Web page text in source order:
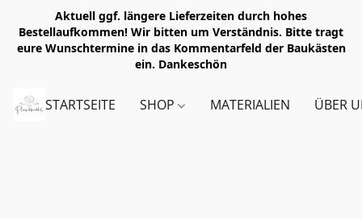
Aktuell ggf. längere Lieferzeiten durch hohes
Bestellaufkommen! Wir bitten um Verständnis. Bitte tragt
eure Wunschtermine in das Kommentarfeld der Baukästen
ein. Dankeschön
STARTSEITE SHOP MATERIALIEN ÜBER